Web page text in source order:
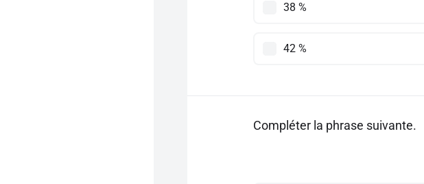
38 %
42 %
Compléter la phrase suivante.